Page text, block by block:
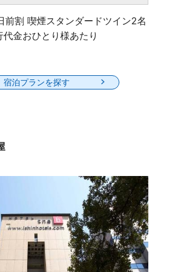
割 喫煙スタンダードツイン2名
金おひとり様あたり
宿泊プランを探す